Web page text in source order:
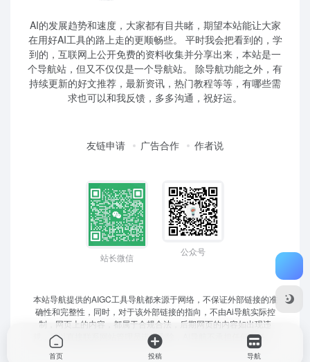
AI的发展趋势和速度，大家都有目共睹，期望本站能让大家
在用好AI工具的路上走的更顺畅些。 平时我会把看到的，学
到的，互联网上公开免费的资料收集并分享出来，本站是一
个导航站，但又不仅仅是一个导航站。 除导航功能之外，有
持续更新的好文推荐，最新资讯，热门教程等等，有哪些需
求也可以和我反馈，多多沟通，祝好运。
友链申请 广告合作 作者说
站长微信
公众号
本站导航提供的AIGC工具导航都来源于网络，不保证外部链接的准
确性和完整性，同时，对于该外部链接的指向，不由Ai导航实际控
制，网页上的内容，都属于合规合法，后期网页的内容如出现违
规，可以直接联系网站管理员进行删除，Ai导航不承担任何责任。
首页 投稿 导航